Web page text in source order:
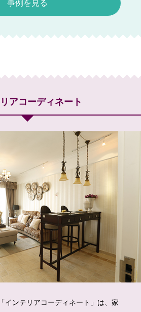
事例を見る
アコーディネート
インテリアコーディネート」は、家